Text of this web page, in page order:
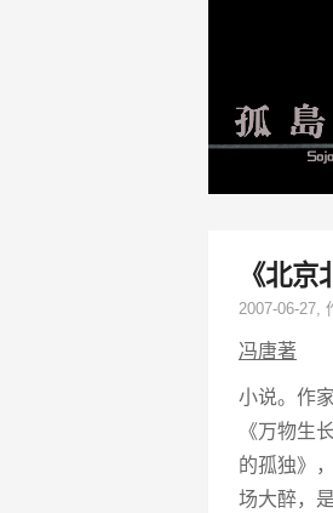
《北京
2007-06-27,
冯唐著
小说。作
《万物生
的孤独》
场大醉，